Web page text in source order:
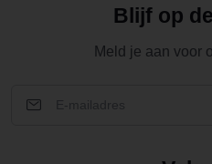
Blijf op
Meld je aan voor